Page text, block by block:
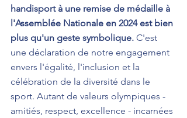
handisport à une remise de médaille à
l'Assemblée Nationale en 2024 est bien
plus qu'un geste symbolique. C'est
une déclaration de notre engagement
envers l'égalité, l'inclusion et la
célébration de la diversité dans le
sport. Autant de valeurs olympiques -
amitiés, respect, excellence - incarnées